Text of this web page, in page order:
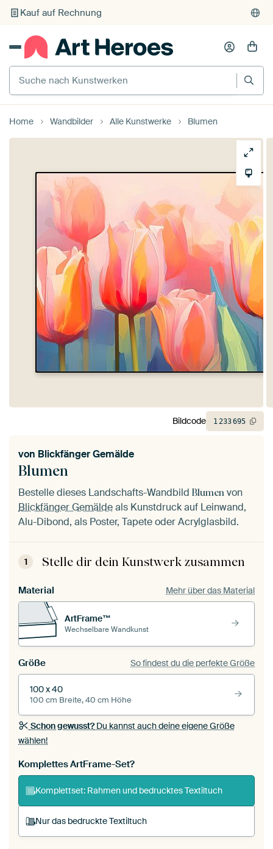
Kauf auf Rechnung
Individueller Druck auf Bestellung
Suche nach Kunstwerken
Home Wandbilder Alle Kunstwerke Blumen
Blumen
von Blickfänger Gemälde
Bestelle dieses Landschafts-Wandbild Blumen von
Blickfänger Gemäldeals Kunstdruck auf Leinwand,
Alu-Dibond, als Poster, Tapete oder Acrylglasbild.
1 Stelle dir dein Kunstwerk zusammen
Material Mehr über das Material
ArtFrame™
Wechselbare Wandkunst
Größe So findest du die perfekte Größe
100 x 40
100 cm Breite, 40 cm Höhe
Schon gewusst?Du kannst auch deine eigene Größe
wählen!
Komplettes ArtFrame-Set?
Komplettset: Rahmen und bedrucktes Textiltuch
Nur das bedruckte Textiltuch
Bildcode 1 233695